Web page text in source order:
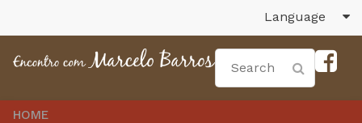
Language
HOME